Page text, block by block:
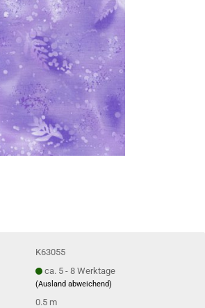
K63055
ca. 5 - 8 Werktage
(Ausland abweichend)
0.5 m